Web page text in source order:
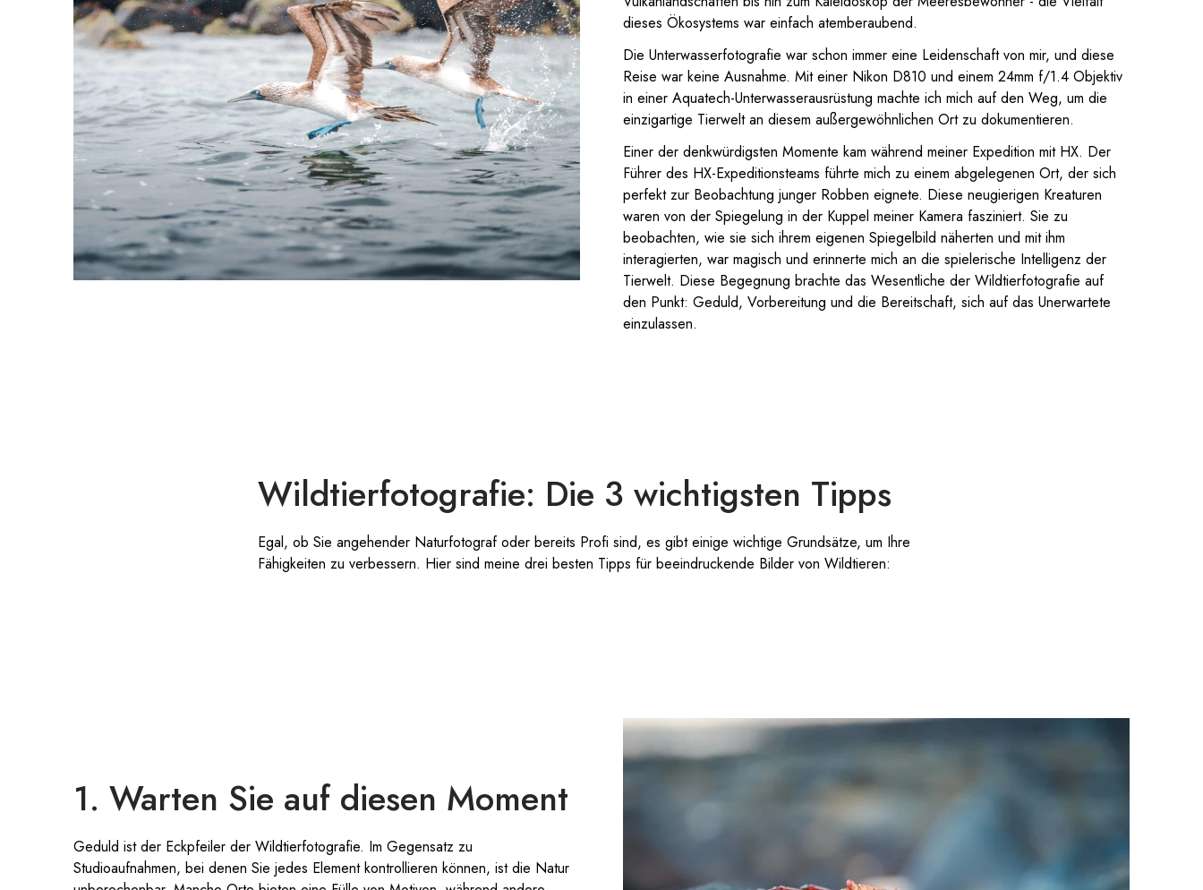
dieses Ökosystems war einfach atemberaubend.
Die Unterwasserfotografie war schon immer eine Leidenschaft von mir, und diese
Reise war keine Ausnahme. Mit einer Nikon D810 und einem 24mm f/1.4 Objektiv
in einer Aquatech-Unterwasserausrüstung machte ich mich auf den Weg, um die
einzigartige Tierwelt an diesem außergewöhnlichen Ort zu dokumentieren.
Einer der denkwürdigsten Momente kam während meiner Expedition mit HX. Der
Führer des HX-Expeditionsteams führte mich zu einem abgelegenen Ort, der sich
perfekt zur Beobachtung junger Robben eignete. Diese neugierigen Kreaturen
waren von der Spiegelung in der Kuppel meiner Kamera fasziniert. Sie zu
beobachten, wie sie sich ihrem eigenen Spiegelbild näherten und mit ihm
interagierten, war magisch und erinnerte mich an die spielerische Intelligenz der
Tierwelt. Diese Begegnung brachte das Wesentliche der Wildtierfotografie auf
den Punkt: Geduld, Vorbereitung und die Bereitschaft, sich auf das Unerwartete
einzulassen.
Wildtierfotografie: Die 3 wichtigsten Tipps
Egal, ob Sie angehender Naturfotograf oder bereits Profi sind, es gibt einige wichtige Grundsätze, um Ihre
Fähigkeiten zu verbessern. Hier sind meine drei besten Tipps für beeindruckende Bilder von Wildtieren:
1. Warten Sie auf diesen Moment
Geduld ist der Eckpfeiler der Wildtierfotografie. Im Gegensatz zu
Studioaufnahmen, bei denen Sie jedes Element kontrollieren können, ist die Natur